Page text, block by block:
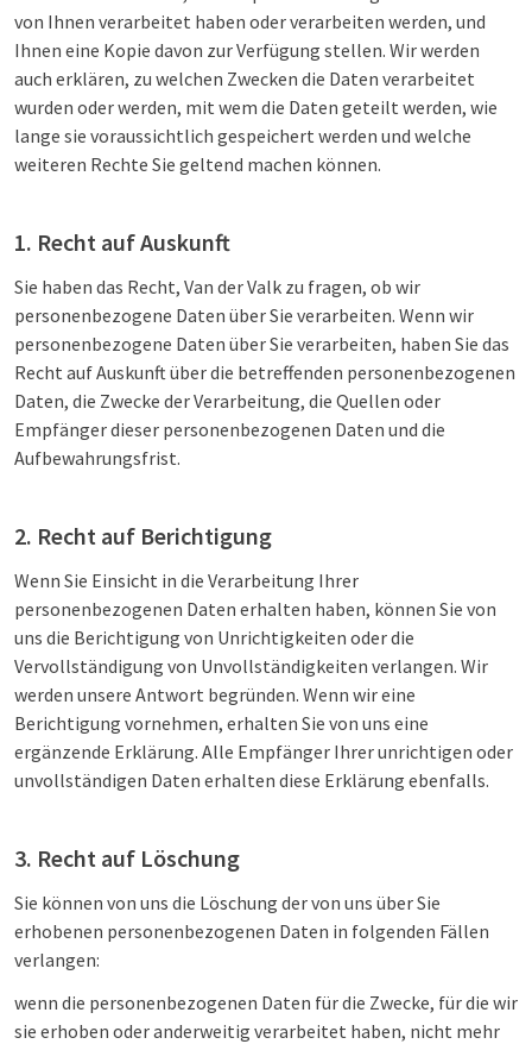
von Ihnen verarbeitet haben oder verarbeiten werden, und
Ihnen eine Kopie davon zur Verfügung stellen. Wir werden
auch erklären, zu welchen Zwecken die Daten verarbeitet
wurden oder werden, mit wem die Daten geteilt werden, wie
lange sie voraussichtlich gespeichert werden und welche
weiteren Rechte Sie geltend machen können.
1. Recht auf Auskunft
Sie haben das Recht, Van der Valk zu fragen, ob wir
personenbezogene Daten über Sie verarbeiten. Wenn wir
personenbezogene Daten über Sie verarbeiten, haben Sie das
Recht auf Auskunft über die betreffenden personenbezogenen
Daten, die Zwecke der Verarbeitung, die Quellen oder
Empfänger dieser personenbezogenen Daten und die
Aufbewahrungsfrist.
2. Recht auf Berichtigung
Wenn Sie Einsicht in die Verarbeitung Ihrer
personenbezogenen Daten erhalten haben, können Sie von
uns die Berichtigung von Unrichtigkeiten oder die
Vervollständigung von Unvollständigkeiten verlangen. Wir
werden unsere Antwort begründen. Wenn wir eine
Berichtigung vornehmen, erhalten Sie von uns eine
ergänzende Erklärung. Alle Empfänger Ihrer unrichtigen oder
unvollständigen Daten erhalten diese Erklärung ebenfalls.
3. Recht auf Löschung
Sie können von uns die Löschung der von uns über Sie
erhobenen personenbezogenen Daten in folgenden Fällen
verlangen:
wenn die personenbezogenen Daten für die Zwecke, für die wir
sie erhoben oder anderweitig verarbeitet haben, nicht mehr